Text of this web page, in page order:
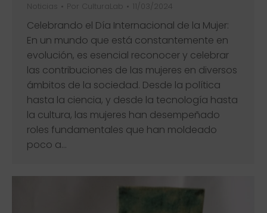
Noticias Por CulturaLab 11/03/2024
Celebrando el Día Internacional de la Mujer:
En un mundo que está constantemente en
evolución, es esencial reconocer y celebrar
las contribuciones de las mujeres en diversos
ámbitos de la sociedad. Desde la política
hasta la ciencia, y desde la tecnología hasta
la cultura, las mujeres han desempeñado
roles fundamentales que han moldeado
poco a…